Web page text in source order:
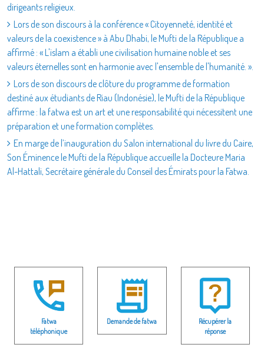
dirigeants religieux.
Lors de son discours à la conférence « Citoyenneté, identité et
valeurs de la coexistence » à Abu Dhabi, le Mufti de la République a
affirmé : « L'islam a établi une civilisation humaine noble et ses
valeurs éternelles sont en harmonie avec l'ensemble de l'humanité. ».
Lors de son discours de clôture du programme de formation
destiné aux étudiants de Riau (Indonésie), le Mufti de la République
affirme : la fatwa est un art et une responsabilité qui nécessitent une
préparation et une formation complètes.
En marge de l’inauguration du Salon international du livre du Caire,
Son Éminence le Mufti de la République accueille la Docteure Maria
Al-Hattali, Secrétaire générale du Conseil des Émirats pour la Fatwa.
Fatwa
téléphonique
Demande de fatwa
Récupérer la
réponse